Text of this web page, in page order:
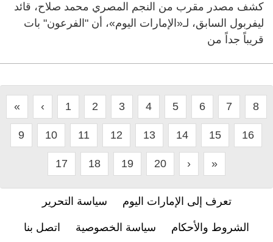
كشف مصدر مقرب من النجم المصري محمد صلاح، قائد
ليفربول السابق، لـ«الإمارات اليوم»، أن "الفرعون" بات
قريباً جداً من
« ‹ 1 2 3 4 5 6 7 8
9 10 11 12 13 14 15 16
17 18 19 20 › »
تعرف إلى الإمارات اليوم سياسة التحرير
الشروط والأحكام سياسة الخصوصية اتصل بنا